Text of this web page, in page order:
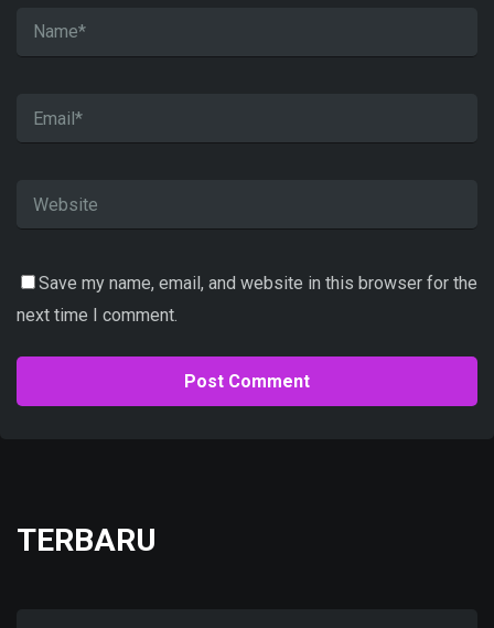
Save my name, email, and website in this browser for the
next time I comment.
TERBARU